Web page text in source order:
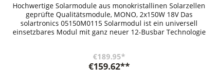
Hochwertige Solarmodule aus monokristallinen Solarzellen
geprüfte Qualitätsmodule, MONO, 2x150W 18V Das
solartronics 05150M0115 Solarmodul ist ein universell
einsetzbares Modul mit ganz neuer 12-Busbar Technologie
€189.95*
€159.62**